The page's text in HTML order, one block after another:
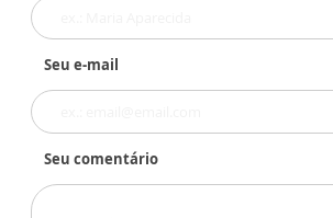
Seu e-mail
Seu comentário